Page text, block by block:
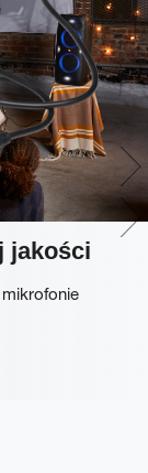
jakości